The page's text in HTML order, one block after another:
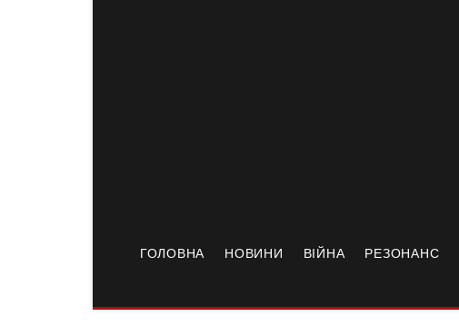
ГОЛОВНА НОВИНИ ВІЙНА РЕЗОНАНС